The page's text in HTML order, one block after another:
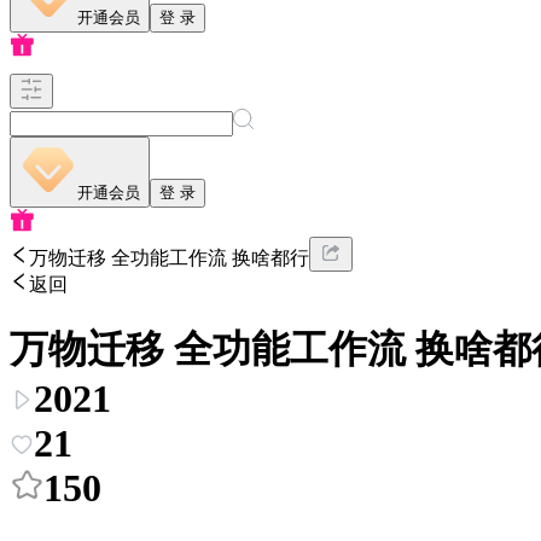
开通会员 登 录
开通会员 登 录
万物迁移 全功能工作流 换啥都行
返回
万物迁移 全功能工作流 换啥都
2021
21
150